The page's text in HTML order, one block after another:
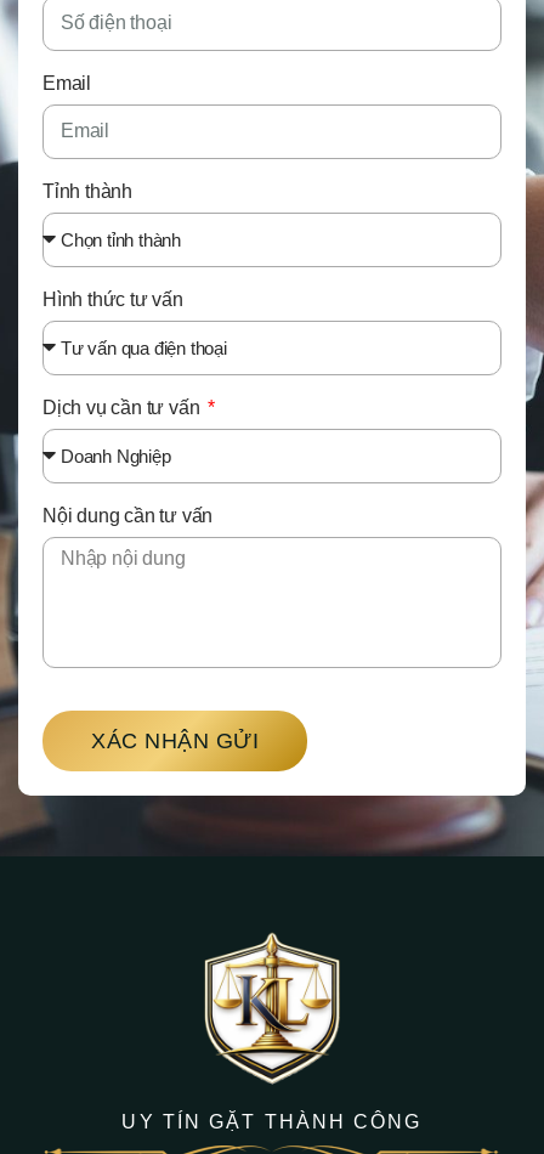
Email
Tỉnh thành
Hình thức tư vấn
Dịch vụ cần tư vấn
Nội dung cần tư vấn
XÁC NHẬN GỬI
UY TÍN GẶT THÀNH CÔNG